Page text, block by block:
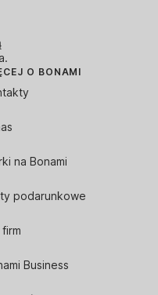
O BONAMI
na Bonami
podarunkowe
Business